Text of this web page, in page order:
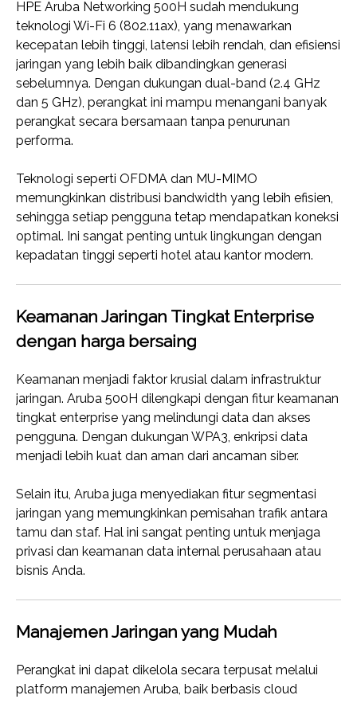
HPE Aruba Networking 500H sudah mendukung
teknologi Wi-Fi 6 (802.11ax), yang menawarkan
kecepatan lebih tinggi, latensi lebih rendah, dan efisiensi
jaringan yang lebih baik dibandingkan generasi
sebelumnya. Dengan dukungan dual-band (2.4 GHz
dan 5 GHz), perangkat ini mampu menangani banyak
perangkat secara bersamaan tanpa penurunan
performa.
Teknologi seperti OFDMA dan MU-MIMO
memungkinkan distribusi bandwidth yang lebih efisien,
sehingga setiap pengguna tetap mendapatkan koneksi
optimal. Ini sangat penting untuk lingkungan dengan
kepadatan tinggi seperti hotel atau kantor modern.
Keamanan Jaringan Tingkat Enterprise
dengan harga bersaing
Keamanan menjadi faktor krusial dalam infrastruktur
jaringan. Aruba 500H dilengkapi dengan fitur keamanan
tingkat enterprise yang melindungi data dan akses
pengguna. Dengan dukungan WPA3, enkripsi data
menjadi lebih kuat dan aman dari ancaman siber.
Selain itu, Aruba juga menyediakan fitur segmentasi
jaringan yang memungkinkan pemisahan trafik antara
tamu dan staf. Hal ini sangat penting untuk menjaga
privasi dan keamanan data internal perusahaan atau
bisnis Anda.
Manajemen Jaringan yang Mudah
Perangkat ini dapat dikelola secara terpusat melalui
platform manajemen Aruba, baik berbasis cloud